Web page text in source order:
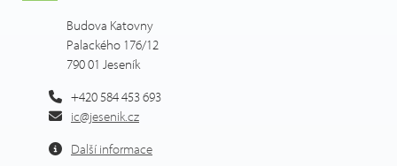
Budova Katovny
Palackého 176/12
790 01 Jeseník
+420 584 453 693
ic@jesenik.cz
Další informace